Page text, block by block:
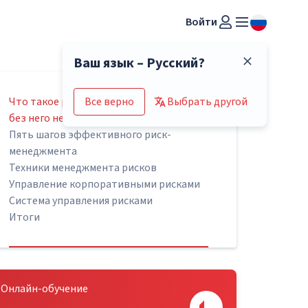
Войти
Ваш язык – Русский?
Все верно Выбрать другой
Что такое риск-менеджмент и почему
без него нельзя
Пять шагов эффективного риск-
менеджмента
Техники менеджмента рисков
Управление корпоративными рисками
Система управления рисками
Итоги
Онлайн-обучение